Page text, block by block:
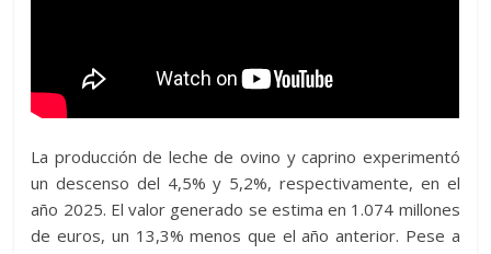
La producción de leche de ovino y caprino experimentó
un descenso del 4,5% y 5,2%, respectivamente, en el
año 2025. El valor generado se estima en 1.074 millones
de euros, un 13,3% menos que el año anterior. Pese a